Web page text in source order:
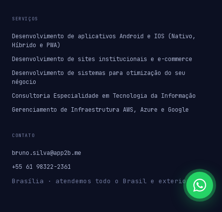
SERVIÇOS
Desenvolvimento de aplicativos Android e IOS (Nativo,
Híbrido e PWA)
Desenvolvimento de sites institucionais e e-commerce
Desenvolvimento de sistemas para otimização do seu
négocio
Consultoria Especialidade em Tecnologia da Informação
Gerenciamento de Infraestrutura AWS, Azure e Google
CONTATO
bruno.silva@app2b.me
+55 61 98322-2361
Brasília · atendemos todo o Brasil e exterior